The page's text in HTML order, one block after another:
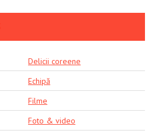
Delicii coreene
Echipă
Filme
Foto & video